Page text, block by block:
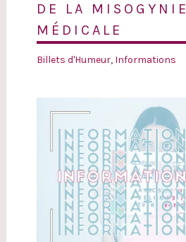
DE LA MISOGYNIE
MÉDICALE
Billets d'Humeur, Informations